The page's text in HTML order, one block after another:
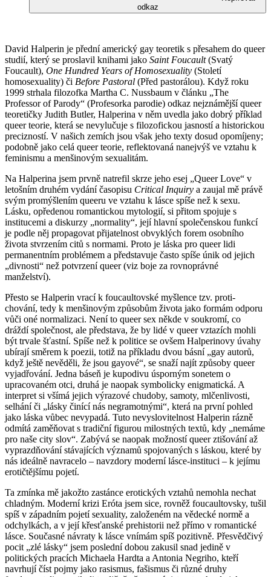
odkaz
David Halperin je přední americký gay teoretik s přesahem do queer
studií, který se proslavil knihami jako Saint Foucault(Svatý
Foucault), One Hundred Years of Homosexuality (Století
homosexuality) či Before Pastoral (Před pastorálou). Když roku
1999 strhala filozofka Martha C. Nussbaum v článku „The
Professor of Parody“ (Profesorka parodie) odkaz nejznámější queer
teoretičky Judith Butler, Halperina v něm uvedla jako dobrý příklad
queer teorie, která se nevylučuje s filozofickou jasností a historickou
precizností. V našich zemích jsou však jeho texty dosud opomíjeny;
podobně jako celá queer teorie, reflektovaná nanejvýš ve vztahu k
feminismu a menšinovým sexualitám.
Na Halperina jsem prvně natrefil skrze jeho esej „Queer Love“ v
letošním druhém vydání časopisu Critical Inquiry a zaujal mě právě
svým promýšlením queeru ve vztahu k lásce spíše než k sexu.
Lásku, opředenou romantickou mytologií, si přitom spojuje s
institucemi a diskurzy „normality“, její hlavní společenskou funkcí
je podle něj propagovat přijatelnost obvyklých forem osobního
života stvrzením citů s normami. Proto je láska pro queer lidi
permanentním problémem a představuje často spíše únik od jejich
„divnosti“ než potvrzení queer (viz boje za rovnoprávné
manželství).
Přesto se Halperin vrací k foucaultovské myšlence tzv. proti-
chování, tedy k menšinovým způsobům života jako formám odporu
vůči oné normalizaci. Není to queer sex někde v soukromí, co
dráždí společnost, ale představa, že by lidé v queer vztazích mohli
být trvale šťastní. Spíše než k politice se ovšem Halperinovy úvahy
ubírají směrem k poezii, totiž na příkladu dvou básní „gay autorů,
když ještě nevěděli, že jsou gayové“, se snaží najít způsoby queer
vyjadřování. Jedna báseň je kupodivu úsporným sonetem o
upracovaném otci, druhá je naopak symbolicky enigmatická. A
interpret si všímá jejich výrazové chudoby, samoty, mlčenlivosti,
selhání či „lásky činící nás negramotnými“, která na první pohled
jako láska vůbec nevypadá. Tuto nevyslovitelnost Halperin rázně
odmítá zaměňovat s tradiční figurou milostných textů, kdy „nemáme
pro naše city slov“. Zabývá se naopak možností queer ztišování až
vyprazdňování stávajících významů spojovaných s láskou, které by
nás ideálně navracelo – navzdory moderní lásce-instituci – k jejímu
erotičtějšímu pojetí.
Ta zmínka mě jakožto zastánce erotických vztahů nemohla nechat
chladným. Moderní krizi Eróta jsem sice, rovněž foucaultovsky, tušil
spíš v západním pojetí sexuality, založeném na vědecké normě a
odchylkách, a v její křesťanské prehistorii než přímo v romantické
lásce. Současné návraty k lásce vnímám spíš pozitivně. Přesvědčivý
pocit „zlé lásky“ jsem poslední dobou zakusil snad jedině v
politických pracích Michaela Hardta a Antonia Negriho, kteří
navrhují číst pojmy jako rasismus, fašismus či různé druhy